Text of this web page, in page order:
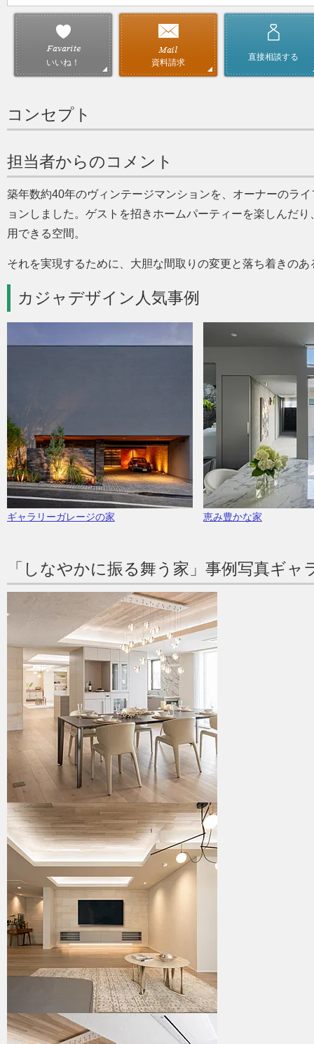
いいね！ 資料請求
直接相談する
コンセプト
担当者からのコメント
築年数約40年のヴィンテージマンションを、オーナーのラ
ョンしました。ゲストを招きホームパーティーを楽しんだ
用できる空間。
それを実現するために、大胆な間取りの変更と落ち着きの
カジャデザイン人気事例
ギャラリーガレージの家 恵み豊かな家
「しなやかに振る舞う家」事例写真ギャ